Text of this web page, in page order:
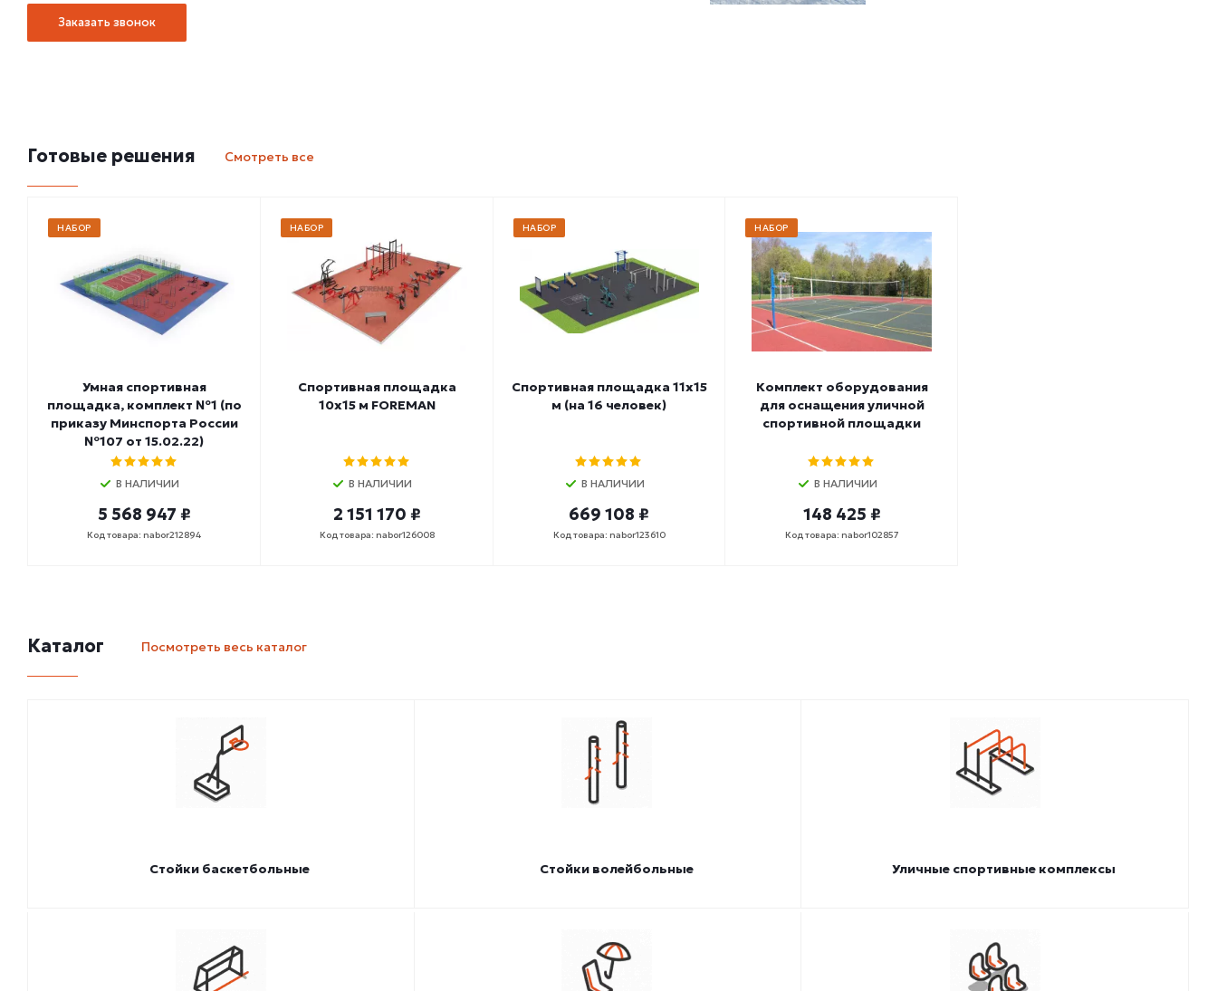
Заказать звонок
Готовые решения Смотреть все
НАБОР
Умная спортивная
площадка, комплект №1 (по
приказу Минспорта России
№107 от 15.02.22)
В НАЛИЧИИ
5 568 947 ₽
Код товара: nabor212894
НАБОР
Спортивная площадка
10х15 м FOREMAN
В НАЛИЧИИ
2 151 170 ₽
Код товара: nabor126008
НАБОР
Спортивная площадка 11х15
м (на 16 человек)
В НАЛИЧИИ
669 108 ₽
Код товара: nabor123610
НАБОР
Комплект оборудования
для оснащения уличной
спортивной площадки
В НАЛИЧИИ
148 425 ₽
Код товара: nabor102857
Каталог Посмотреть весь каталог
Стойки баскетбольные Стойки волейбольные Уличные спортивные комплексы